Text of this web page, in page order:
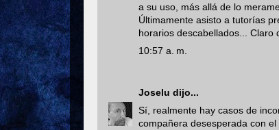
a su uso, más allá de lo
Últimamente asisto a tutorías
horarios descabellados...
10:57 a. m.
Joselu dijo...
Sí, realmente hay casos de
compañera desesperada con